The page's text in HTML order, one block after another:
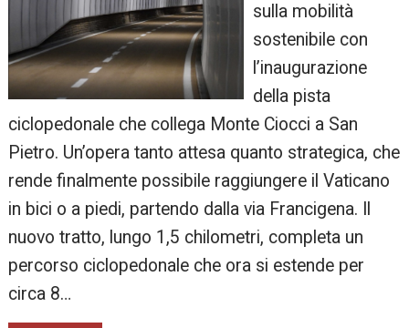
sulla mobilità
sostenibile con
l’inaugurazione
della pista
ciclopedonale che collega Monte Ciocci a San
Pietro. Un’opera tanto attesa quanto strategica, che
rende finalmente possibile raggiungere il Vaticano
in bici o a piedi, partendo dalla via Francigena. Il
nuovo tratto, lungo 1,5 chilometri, completa un
percorso ciclopedonale che ora si estende per
circa 8…